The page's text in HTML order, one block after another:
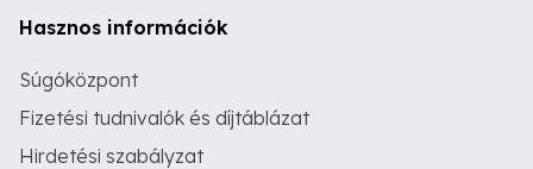
Hasznos információk
Súgóközpont
Fizetési tudnivalók és díjtáblázat
Hirdetési szabályzat